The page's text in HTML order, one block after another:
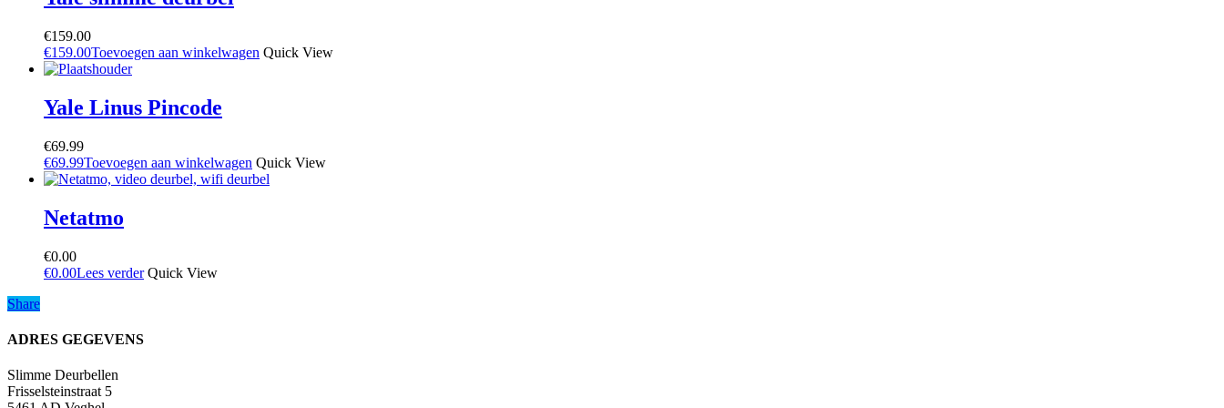
€159.00
€159.00Toevoegen aan winkelwagen Quick View
Yale Linus Pincode
€69.99
€69.99Toevoegen aan winkelwagen Quick View
Netatmo
€0.00
€0.00Lees verder Quick View
Share
Share
ADRES GEGEVENS
Slimme Deurbellen
Frisselsteinstraat 5